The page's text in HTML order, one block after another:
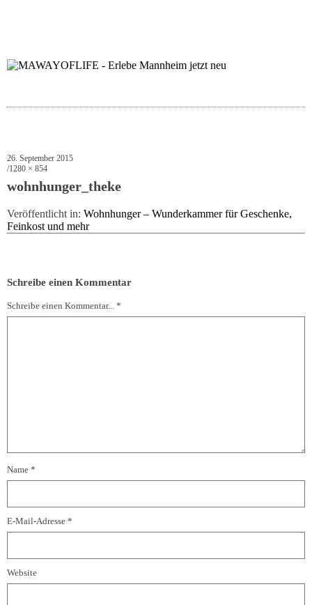
26. September 2015
1280 × 854
wohnhunger_theke
Veröffentlicht in: Wohnhunger – Wunderkammer für Geschenke,
Feinkost und mehr
Schreibe einen Kommentar
Schreibe einen Kommentar... *
Name *
E-Mail-Adresse *
Website